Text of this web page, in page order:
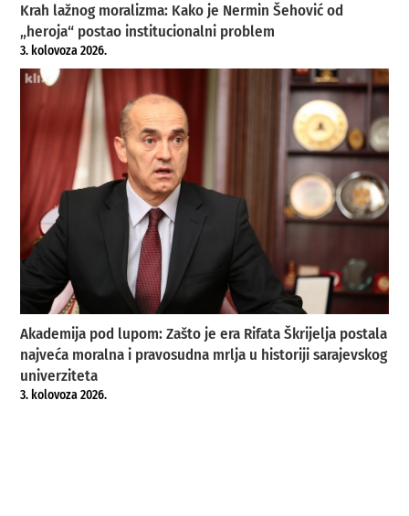
Krah lažnog moralizma: Kako je Nermin Šehović od
„heroja“ postao institucionalni problem
3. kolovoza 2026.
Akademija pod lupom: Zašto je era Rifata Škrijelja postala
najveća moralna i pravosudna mrlja u historiji sarajevskog
univerziteta
3. kolovoza 2026.